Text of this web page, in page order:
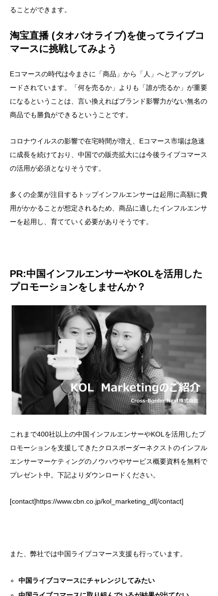
ることができます。
淘宝直播 (タオバオライブ)を使ってライブコ
マースに挑戦してみよう
Eコマースの時代は今まさに「商品」から「人」へとアップグレ
ードされています。「何を売るか」よりも「誰が売るか」が重要
になるということは、言い換えればブランド影響力がない無名の
商品でも勝負ができるということです。
コロナウイルスの影響で在宅時間が増え、Eコマース市場は急速
に成長を続けており、中国での販売拡大には今後ライブコマース
の活用が必須となりそうです。
多くの企業が注目するトップインフルエンサーは起用に高額に費
用がかかることが想定されるため、商品に適したインフルエンサ
ーを起用し、育てていく必要がありそうです。
PR:中国インフルエンサーやKOLを活用した
プロモーションをしませんか？
これまで400社以上の中国インフルエンサーやKOLを活用したプ
ロモーションを支援してきたクロスボーダーネクストのインフル
エンサーマーケティングのノウハウやサービス概要資料を無料で
プレゼント中。下記よりダウンロードください。
[contact]https://www.cbn.co.jp/kol_marketing_dl[/contact]
また、弊社では中国ライブコマース支援も行っています。
中国ライブコマースにチャレンジしてみたい